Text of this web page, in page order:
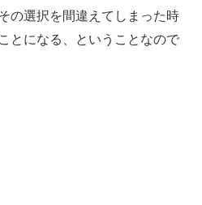
の選択を間違えてしまった時
とになる、ということなので